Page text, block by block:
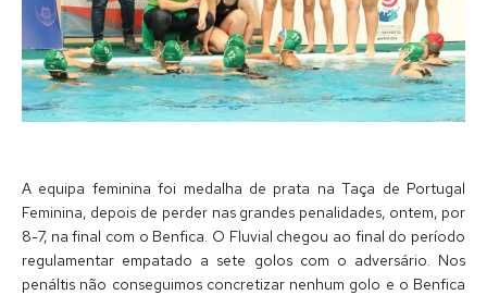
A equipa feminina foi medalha de prata na Taça de Portugal
Feminina, depois de perder nas grandes penalidades, ontem, por
8-7, na final com o Benfica. O Fluvial chegou ao final do período
regulamentar empatado a sete golos com o adversário. Nos
penáltis não conseguimos concretizar nenhum golo e o Benfica